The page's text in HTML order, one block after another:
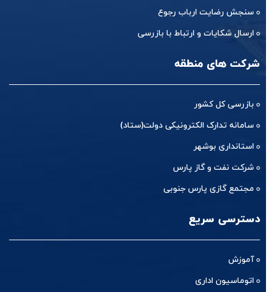
سنجش رضایت ارباب رجوع
ارسال شکایات و ارتباط با بازرسی
شرکت های منطقه
بازرسی کل کشور
سامانه تدارک الکترونیکی دولت(ستاد)
استانداری بوشهر
شرکت نفت و گاز پارس
مجتمع گازی پارس جنوبی
دسترسی سریع
آموزش
اتوماسیون اداری